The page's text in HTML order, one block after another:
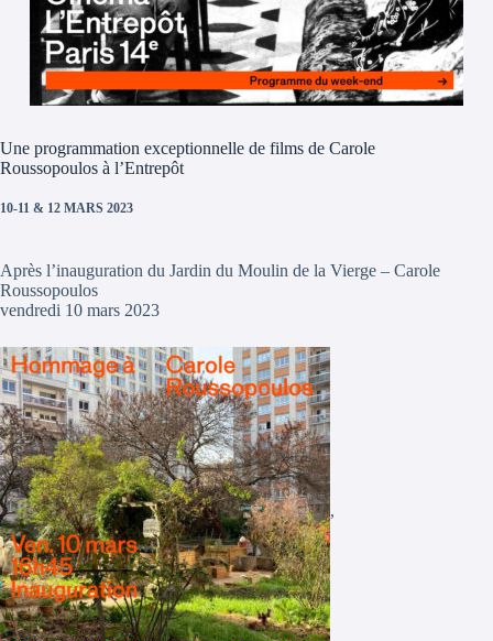
Une programmation exceptionnelle de films de Carole
Roussopoulos à l’Entrepôt
10-11 & 12 MARS 2023
Après l’inauguration du Jardin du Moulin de la Vierge – Carole
Roussopoulos
vendredi 10 mars 2023
,